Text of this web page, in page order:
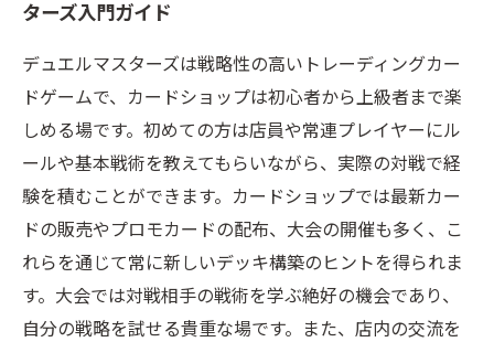
ターズ入門ガイド
デュエルマスターズは戦略性の高いトレーディングカー
ドゲームで、カードショップは初心者から上級者まで楽
しめる場です。初めての方は店員や常連プレイヤーにル
ールや基本戦術を教えてもらいながら、実際の対戦で経
験を積むことができます。カードショップでは最新カー
ドの販売やプロモカードの配布、大会の開催も多く、こ
れらを通じて常に新しいデッキ構築のヒントを得られま
す。大会では対戦相手の戦術を学ぶ絶好の機会であり、
自分の戦略を試せる貴重な場です。また、店内の交流を